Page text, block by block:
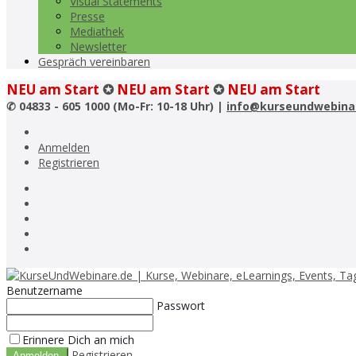
Presse
Mediathek
Newsletter
Gespräch vereinbaren
NEU am Start ✪ NEU am Start ✪ NEU am Start
✆ 04833 - 605 1000 (Mo-Fr: 10-18 Uhr) |
Anmelden
Registrieren
Benutzername
Passwort
Erinnere Dich an mich